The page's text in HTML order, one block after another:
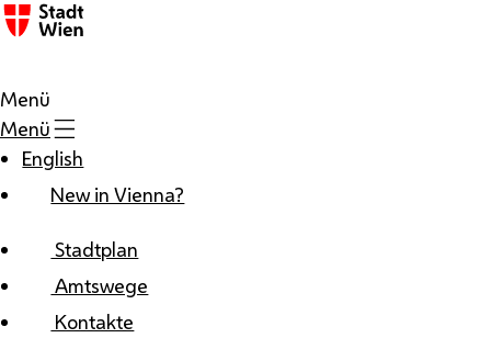
Zum Inhalt
Menü
Menü
English
New in Vienna?
Stadtplan
Amtswege
Kontakte